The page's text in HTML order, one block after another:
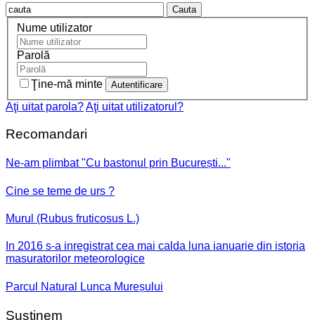
Cauta
Nume utilizator
Parolă
Ţine-mă minte
Aţi uitat parola?Aţi uitat utilizatorul?
Recomandari
Ne-am plimbat "Cu bastonul prin București..."
Cine se teme de urs ?
Murul (Rubus fruticosus L.)
In 2016 s-a inregistrat cea mai calda luna ianuarie din istoria
masuratorilor meteorologice
Parcul Natural Lunca Mureșului
Sustinem